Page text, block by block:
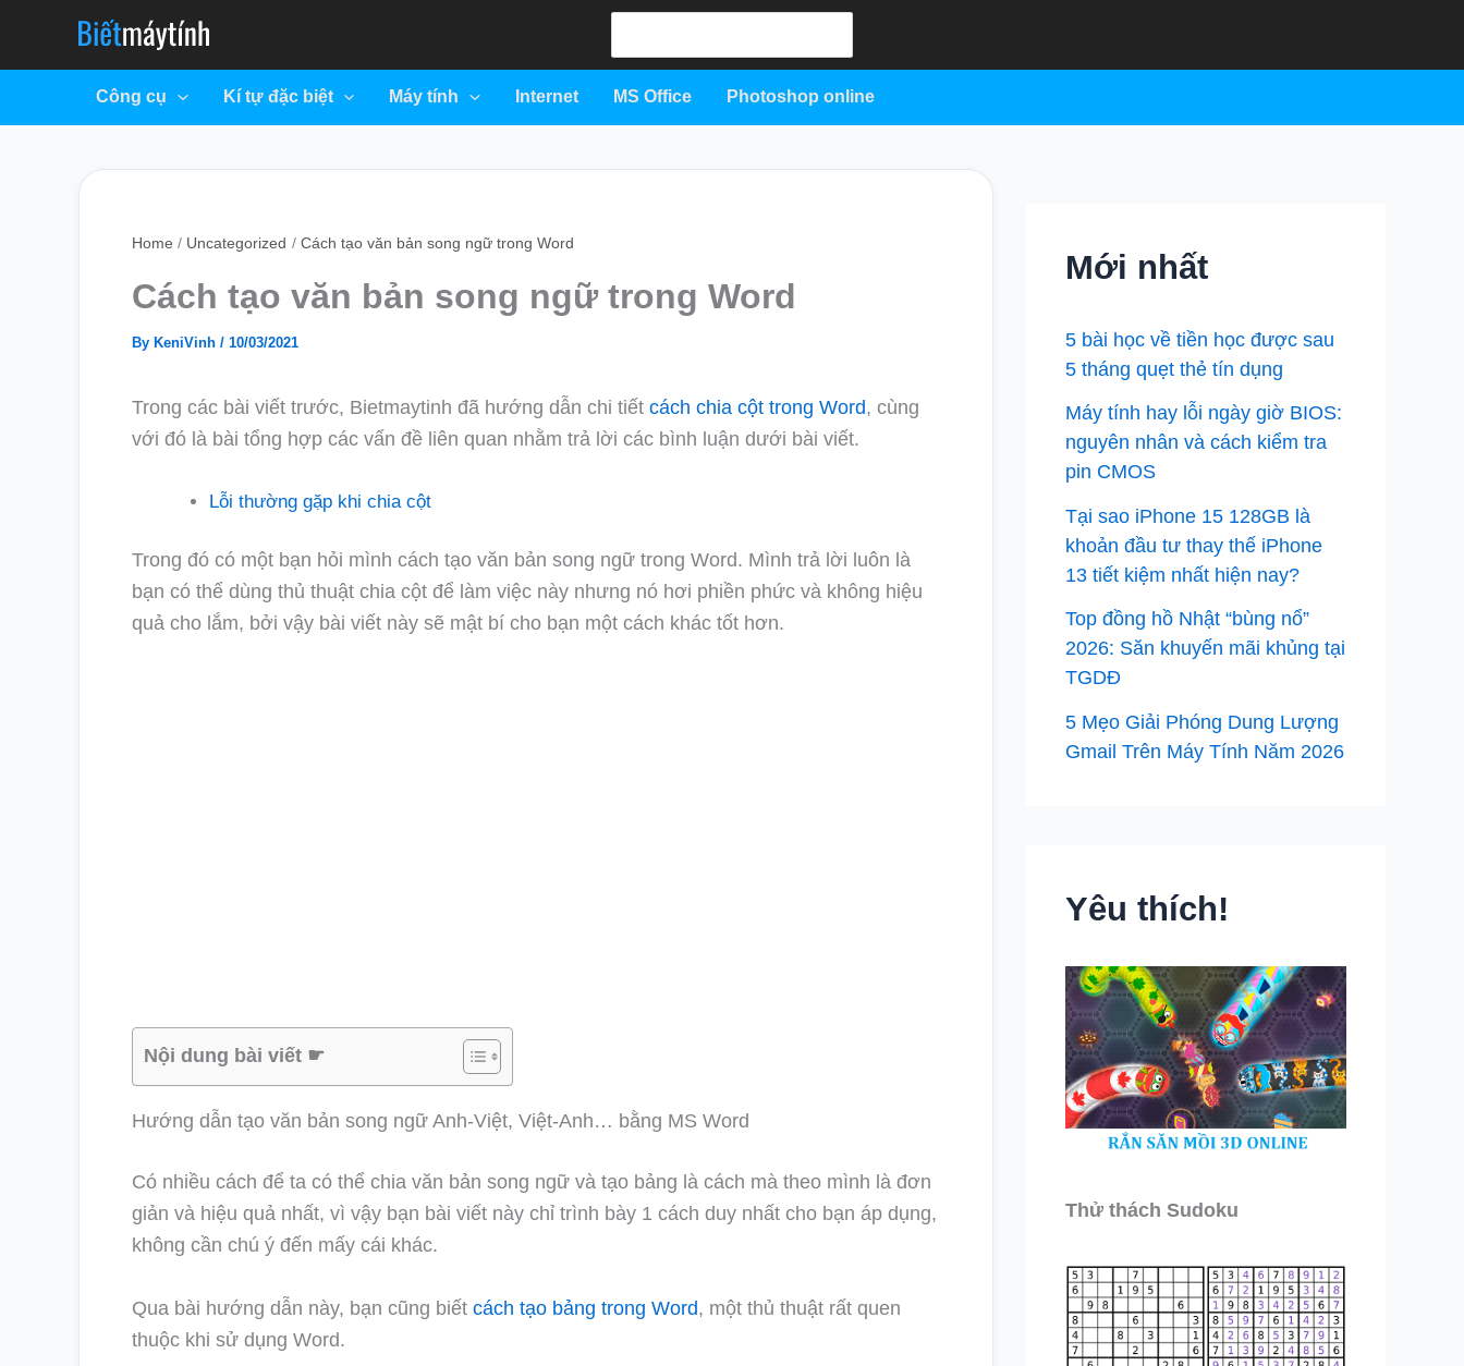
Công cụ Kí tự đặc biệt Máy tính Internet MS Office Photoshop online
Home Uncategorized Cách tạo văn bản song ngữ trong Word
Cách tạo văn bản song ngữ trong Word
By KeniVinh / 10/03/2021
Trong các bài viết trước, Bietmaytinh đã hướng dẫn chi tiết cách chia cột trong Word, cùng
với đó là bài tổng hợp các vấn đề liên quan nhằm trả lời các bình luận dưới bài viết.
Lỗi thường gặp khi chia cột
Trong đó có một bạn hỏi mình cách tạo văn bản song ngữ trong Word. Mình trả lời luôn là
bạn có thể dùng thủ thuật chia cột để làm việc này nhưng nó hơi phiền phức và không hiệu
quả cho lắm, bởi vậy bài viết này sẽ mật bí cho bạn một cách khác tốt hơn.
Nội dung bài viết ☛
Hướng dẫn tạo văn bản song ngữ Anh-Việt, Việt-Anh… bằng MS Word
Có nhiều cách để ta có thể chia văn bản song ngữ và tạo bảng là cách mà theo mình là đơn
giản và hiệu quả nhất, vì vậy bạn bài viết này chỉ trình bày 1 cách duy nhất cho bạn áp dụng,
không cần chú ý đến mấy cái khác.
Qua bài hướng dẫn này, bạn cũng biết cách tạo bảng trong Word, một thủ thuật rất quen
thuộc khi sử dụng Word.
Mới nhất
5 bài học về tiền học được sau
5 tháng quẹt thẻ tín dụng
Máy tính hay lỗi ngày giờ BIOS:
nguyên nhân và cách kiểm tra
pin CMOS
Tại sao iPhone 15 128GB là
khoản đầu tư thay thế iPhone
13 tiết kiệm nhất hiện nay?
Top đồng hồ Nhật “bùng nổ”
2026: Săn khuyến mãi khủng tại
TGDĐ
5 Mẹo Giải Phóng Dung Lượng
Gmail Trên Máy Tính Năm 2026
Yêu thích!
Thử thách Sudoku